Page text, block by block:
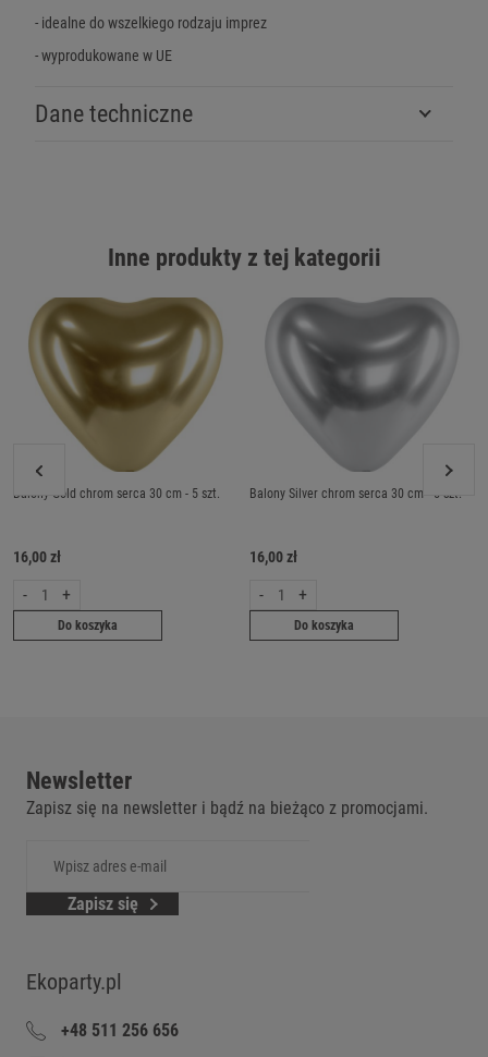
- idealne do wszelkiego rodzaju imprez
- wyprodukowane w UE
Dane techniczne
Inne produkty z tej kategorii
Balony Gold chrom serca 30 cm - 5 szt.
16,00 zł
- +
Do koszyka
Balony Silver chrom serca 30 cm - 5 szt.
16,00 zł
- +
Do koszyka
Newsletter
Zapisz się na newsletter i bądź na bieżąco z promocjami.
Zapisz się
Ekoparty.pl
+48 511 256 656